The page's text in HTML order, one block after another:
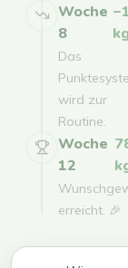
Woche
8
Das
wird zur
Routine.
Woche
12
erreicht. 🎉